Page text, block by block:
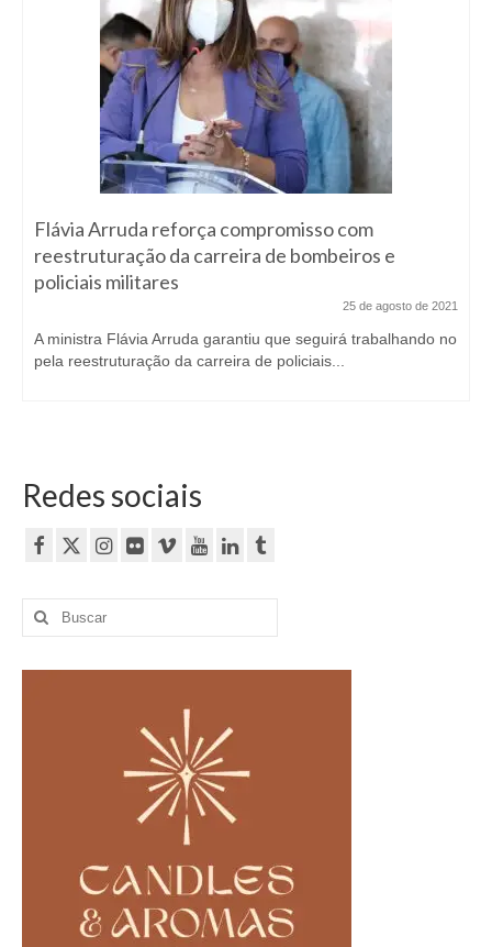
Flávia Arruda reforça compromisso com
reestruturação da carreira de bombeiros e
policiais militares
25 de agosto de 2021
A ministra Flávia Arruda garantiu que seguirá trabalhando no
pela reestruturação da carreira de policiais...
Redes sociais
Buscar
por: